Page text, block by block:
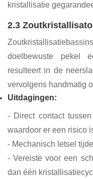
kristallisatie
2.3
doelbewuste pekel
resulteert in de
vervolgens handmatig
Uitdagingen:
- Direct contact
waardoor er een risico
- Mechanisch letsel
- Vereiste voor een
dan één